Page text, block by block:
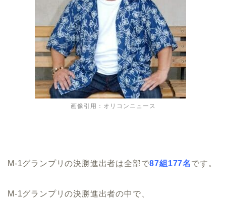
画像引用：オリコンニュース
M-1グランプリの決勝進出者は全部で87組177名 です。
M-1グランプリの決勝進出者の中で、